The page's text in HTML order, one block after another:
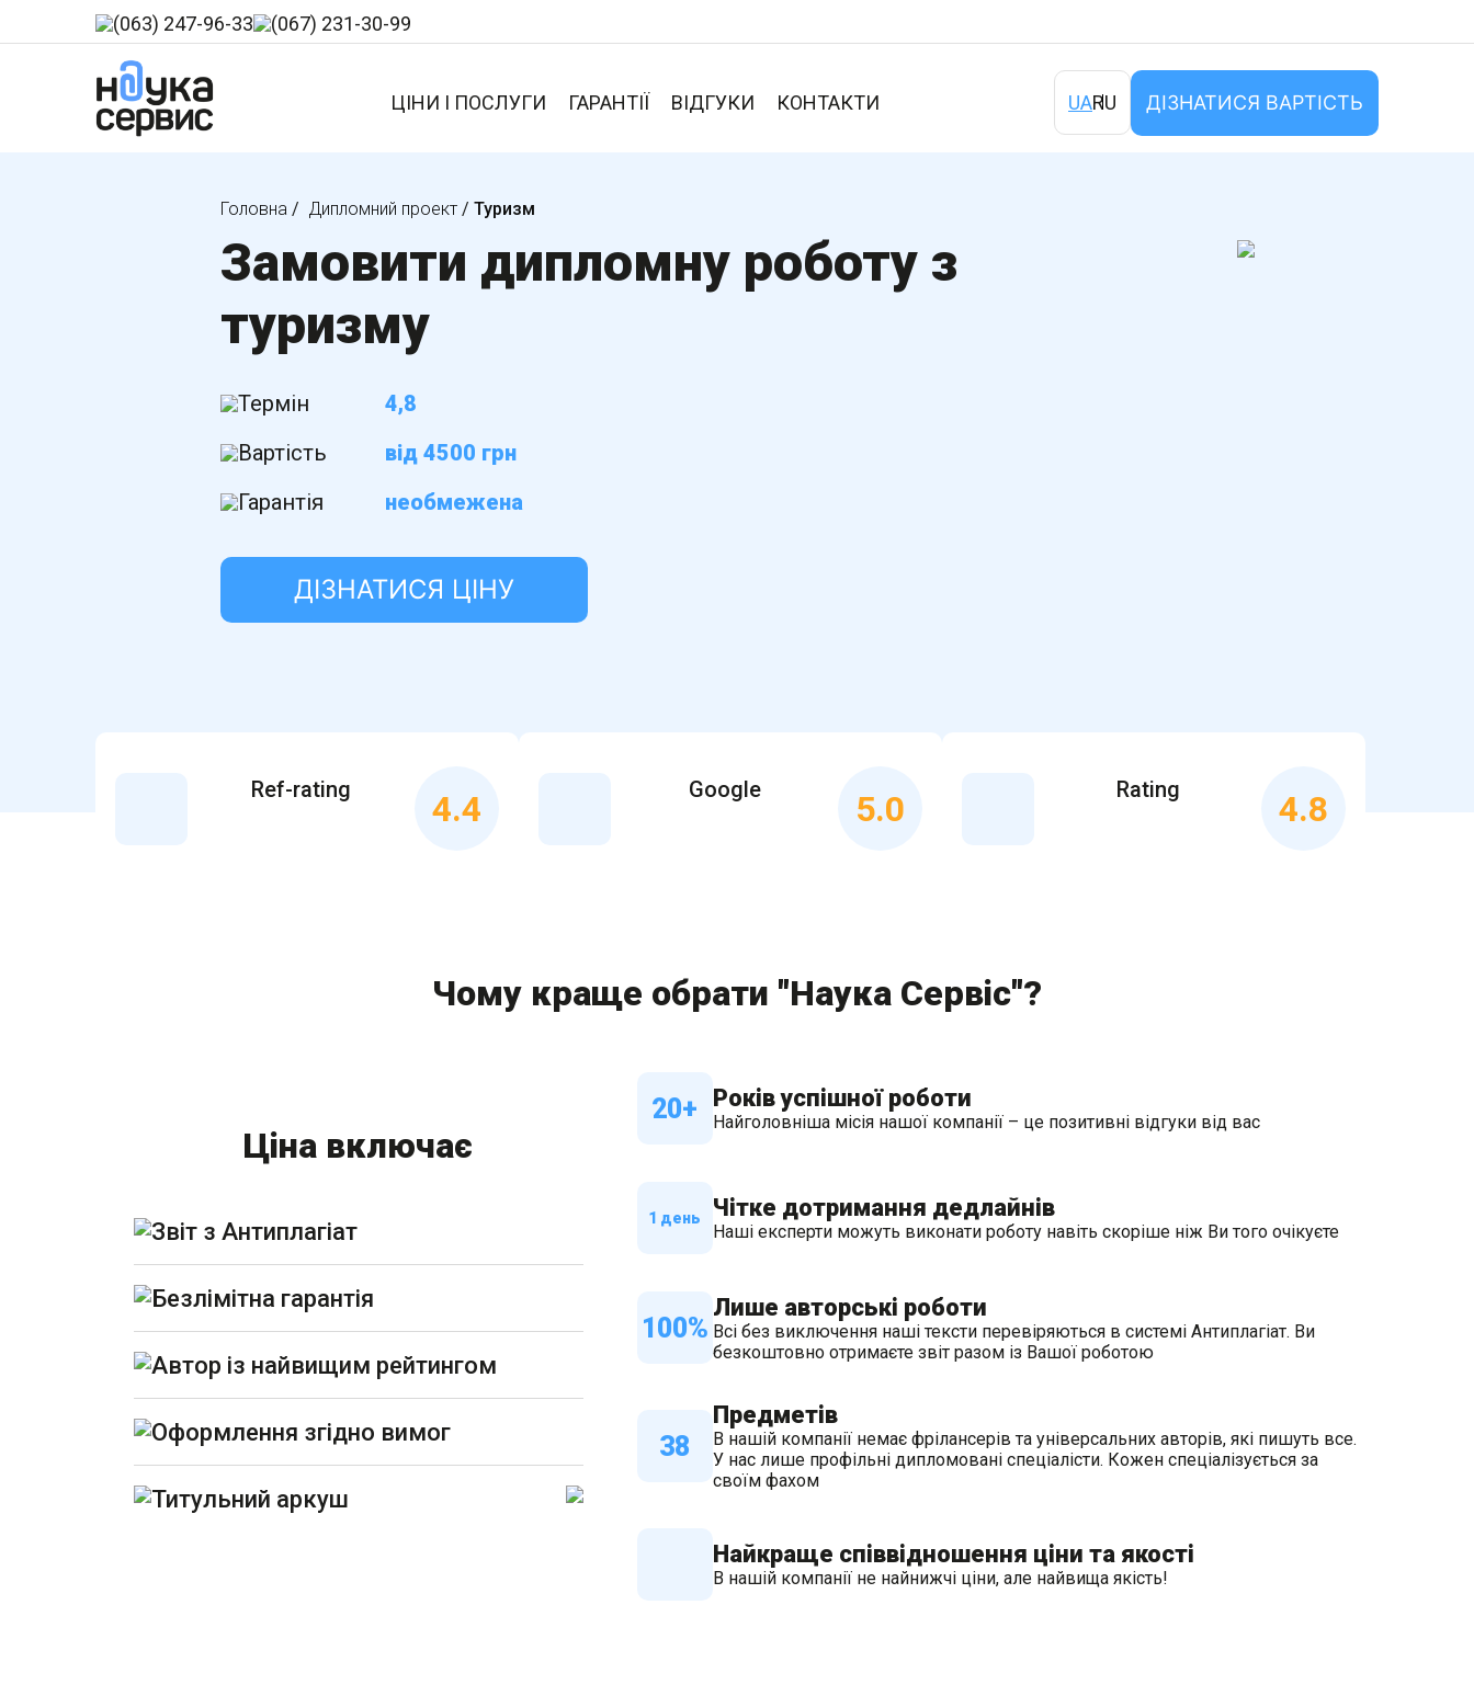
(063) 247-96-33 (067) 231-30-99
ЦІНИ І ПОСЛУГИ ГАРАНТІЇ ВІДГУКИ КОНТАКТИ UARU ДІЗНАТИСЯ ВАРТІСТЬ
Головна/ Дипломний проект / Туризм
Замовити дипломну роботу з
туризму
Термін
4,8
Вартість
від 4500 грн
Гарантія
необмежена
ДІЗНАТИСЯ ЦІНУ
Ref-rating 4.4 Google 5.0 Rating 4.8
Чому краще обрати "Наука Сервіс"?
Ціна включає
Звіт з Антиплагіат
Безлімітна гарантія
Автор із найвищим рейтингом
Оформлення згідно вимог
Титульний аркуш
20+ Років успішної роботи
Найголовніша місія нашої компанії – це позитивні відгуки від вас
1 день Чітке дотримання дедлайнів
Наші експерти можуть виконати роботу навіть скоріше ніж Ви того очікуєте
100%
Лише авторські роботи
Всі без виключення наші тексти перевіряються в системі Антиплагіат. Ви
безкоштовно отримаєте звіт разом із Вашої роботою
38
Предметів
В нашій компанії немає фрілансерів та універсальних авторів, які пишуть все.
У нас лише профільні дипломовані спеціалісти. Кожен спеціалізується за
своїм фахом
Найкраще співвідношення ціни та якості
В нашій компанії не найнижчі ціни, але найвища якість!